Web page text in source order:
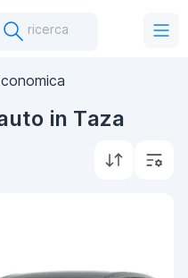
ricerca
in Taza